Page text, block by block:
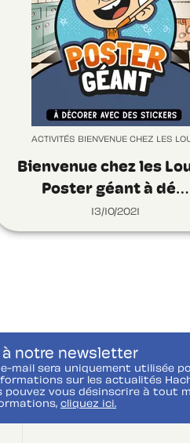
ACTIVITÉS BIENVENUE CHEZ LES
Bienvenue chez les
Poster géant à dé…
13/10/2021
notre newsletter
mail sera uniquement utilisée
sur les actualités
pouvez vous désinscrire à tout
cliquez ici.